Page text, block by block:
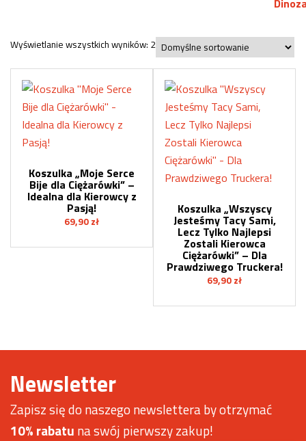
Wyświetlanie wszystkich wyników: 2
Koszulka „Moje Serce
Bije dla Ciężarówki” –
Idealna dla Kierowcy z
Pasją!
69,90 zł
Koszulka „Wszyscy
Jesteśmy Tacy Sami,
Lecz Tylko Najlepsi
Zostali Kierowca
Ciężarówki” – Dla
Prawdziwego Truckera!
69,90 zł
Newsletter
Zapisz się do naszego newslettera by otrzymać
10% rabatu na swój pierwszy zakup!